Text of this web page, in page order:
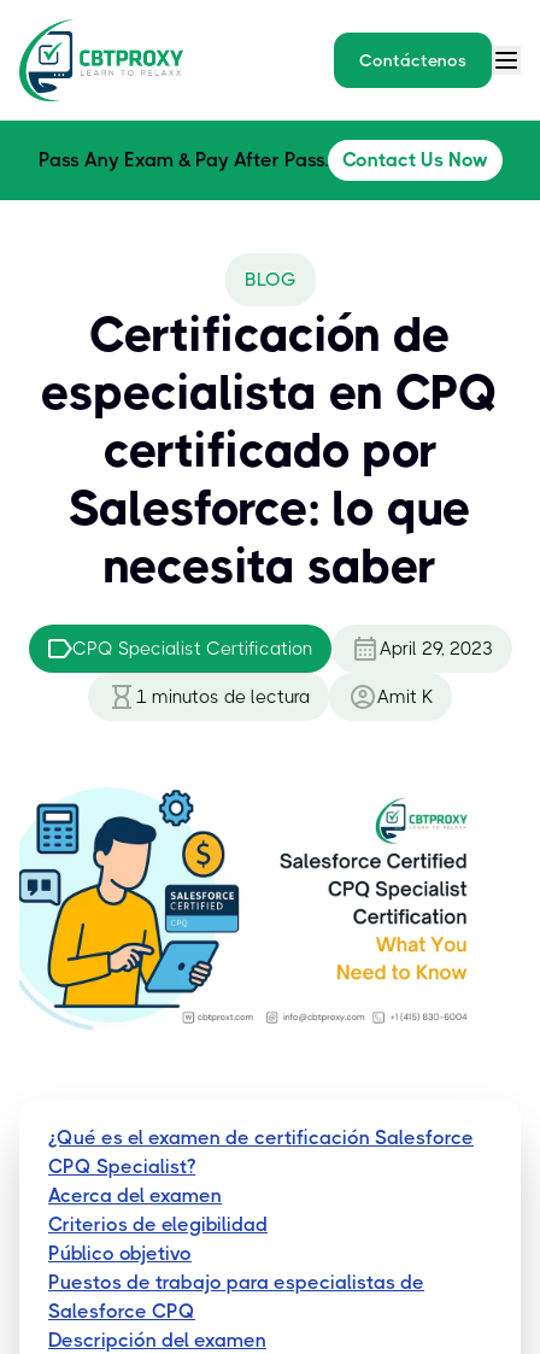
Contáctenos
Pass Any Exam & Pay After Pass. Contact Us Now
BLOG
Certificación de
especialista en CPQ
certificado por
Salesforce: lo que
necesita saber
CPQ Specialist Certification April 29, 2023
1 minutos de lectura Amit K
¿Qué es el examen de certificación Salesforce
CPQ Specialist?
Acerca del examen
Criterios de elegibilidad
Público objetivo
Puestos de trabajo para especialistas de
Salesforce CPQ
Descripción del examen